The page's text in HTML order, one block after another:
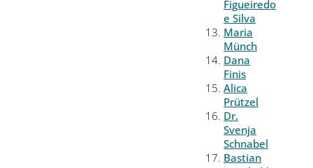
Figueiredo
e Silva
Maria
Münch
Dana
Finis
Alica
Prützel
Dr.
Svenja
Schnabel
Bastian